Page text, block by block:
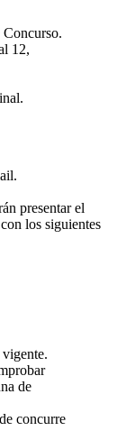
Concurso.
12,
presentar el
los siguientes
de
concurre